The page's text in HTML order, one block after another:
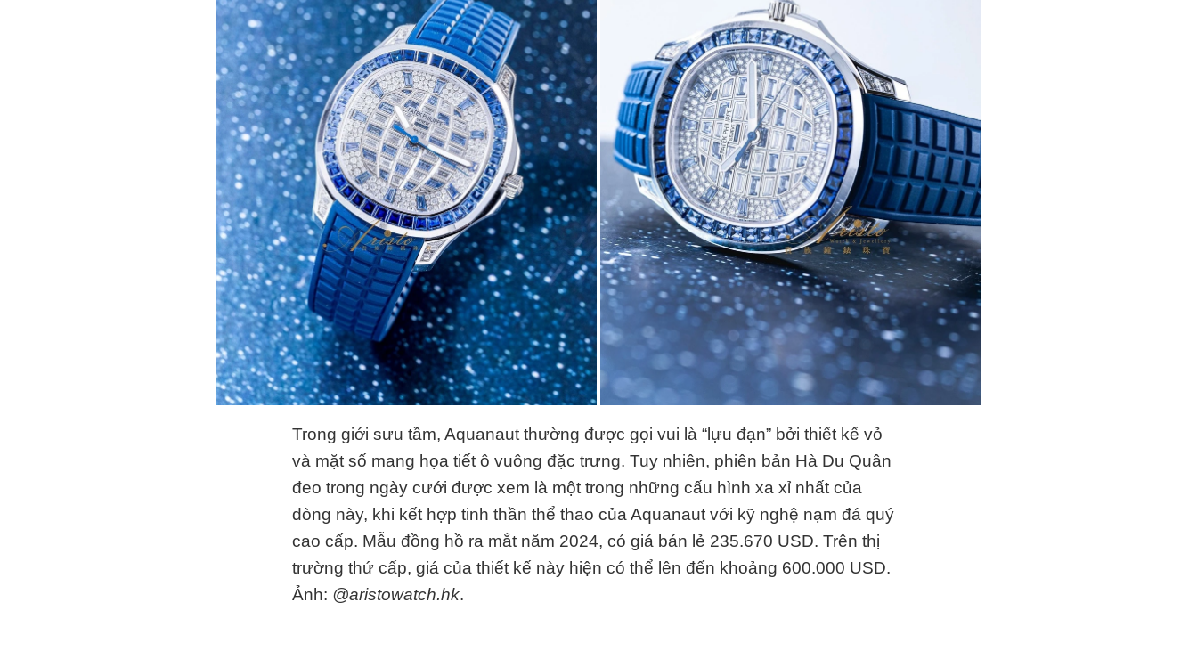
Trong giới sưu tầm, Aquanaut thường được gọi vui là “lựu đạn” bởi thiết kế vỏ
và mặt số mang họa tiết ô vuông đặc trưng. Tuy nhiên, phiên bản Hà Du Quân
đeo trong ngày cưới được xem là một trong những cấu hình xa xỉ nhất của
dòng này, khi kết hợp tinh thần thể thao của Aquanaut với kỹ nghệ nạm đá quý
cao cấp. Mẫu đồng hồ ra mắt năm 2024, có giá bán lẻ 235.670 USD. Trên thị
trường thứ cấp, giá của thiết kế này hiện có thể lên đến khoảng 600.000 USD.
Ảnh: @aristowatch.hk.